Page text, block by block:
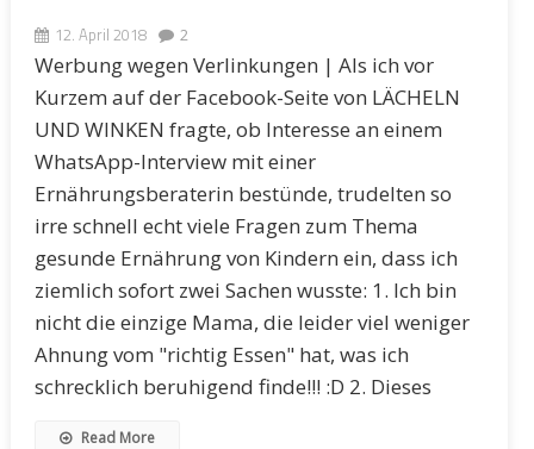
12. April 2018 2
Werbung wegen Verlinkungen | Als ich vor
Kurzem auf der Facebook-Seite von LÄCHELN
UND WINKEN fragte, ob Interesse an einem
WhatsApp-Interview mit einer
Ernährungsberaterin bestünde, trudelten so
irre schnell echt viele Fragen zum Thema
gesunde Ernährung von Kindern ein, dass ich
ziemlich sofort zwei Sachen wusste: 1. Ich bin
nicht die einzige Mama, die leider viel weniger
Ahnung vom "richtig Essen" hat, was ich
schrecklich beruhigend finde!!! :D 2. Dieses
Read More